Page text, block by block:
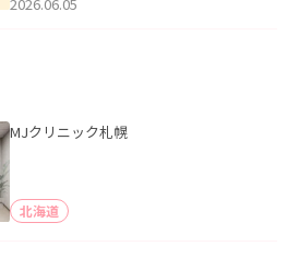
2026.06.05
MJクリニック札幌
北海道